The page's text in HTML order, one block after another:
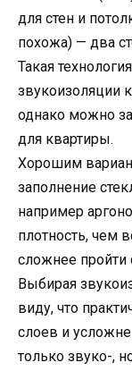
для стен и
похожа) — два
Такая
звукоизоляции
однако можно
для квартиры.
Хорошим
заполнение
например
плотность, чем
сложнее пройти
Выбирая
виду, что
слоев и
только звуко-,